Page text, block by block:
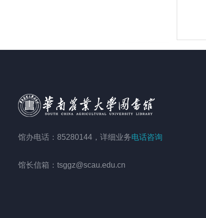
馆办电话：85280144，详细业务电话咨询
馆长信箱：tsggz@scau.edu.cn